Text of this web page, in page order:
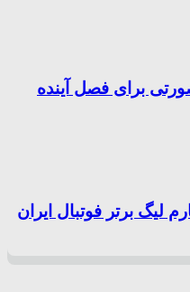
برای فصل آینده
لیگ برتر فوتبال ایران